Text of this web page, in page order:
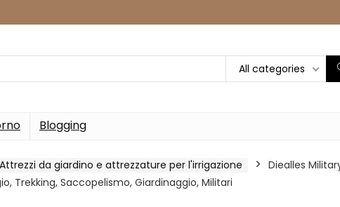
All categories
Blogging
Attrezzi da giardino e attrezzature per l'irrigazione
Diealles
Trekking, Saccopelismo, Giardinaggio, Militari